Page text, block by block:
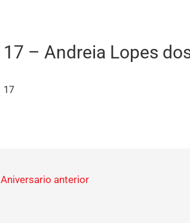
17 – Andreia Lopes
17
Aniversario anterior